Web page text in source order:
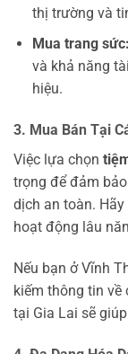
thị trường và
Mua trang sức:
và khả năng
hiệu.
3. Mua Bán Tại
Việc lựa chọn
trọng để đảm
dịch an toàn.
hoạt động lâu
Nếu bạn ở Vĩnh
kiếm thông tin về
tại Gia Lai sẽ